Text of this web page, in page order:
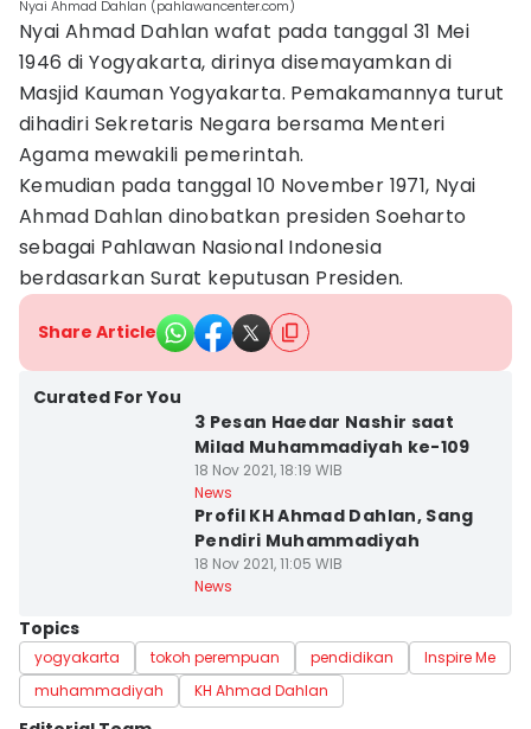
Nyai Ahmad Dahlan (pahlawancenter.com)
Nyai Ahmad Dahlan wafat pada tanggal 31 Mei
1946 di Yogyakarta, dirinya disemayamkan di
Masjid Kauman Yogyakarta. Pemakamannya turut
dihadiri Sekretaris Negara bersama Menteri
Agama mewakili pemerintah.
Kemudian pada tanggal 10 November 1971, Nyai
Ahmad Dahlan dinobatkan presiden Soeharto
sebagai Pahlawan Nasional Indonesia
berdasarkan Surat keputusan Presiden.
Share Article
Curated For You
3 Pesan Haedar Nashir saat
Milad Muhammadiyah ke-109
18 Nov 2021, 18:19 WIB
News
Profil KH Ahmad Dahlan, Sang
Pendiri Muhammadiyah
18 Nov 2021, 11:05 WIB
News
Topics
yogyakarta tokoh perempuan pendidikan
Inspire Me
muhammadiyah
KH Ahmad Dahlan